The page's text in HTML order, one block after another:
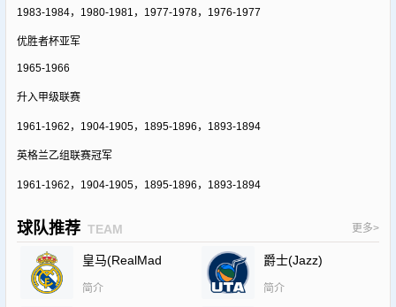
1983-1984，1980-1981，1977-1978，1976-1977
优胜者杯亚军
1965-1966
升入甲级联赛
1961-1962，1904-1905，1895-1896，1893-1894
英格兰乙组联赛冠军
1961-1962，1904-1905，1895-1896，1893-1894
球队推荐 TEAM 更多>
皇马(RealMadrid)
简介
爵士(Jazz)
简介